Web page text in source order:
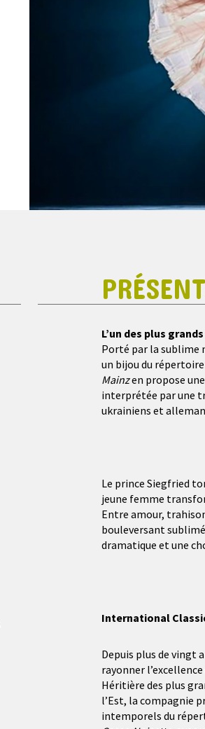
L’un des plus
Porté par la sublime
un bijou du répertoire
Mainzen propose
interprétée par une
ukrainiens et
Le prince Siegfried
jeune femme
Entre amour,
bouleversant
dramatique et une
International
Depuis plus de vingt
rayonner
Héritière des plus
l’Est, la compagnie
intemporels du